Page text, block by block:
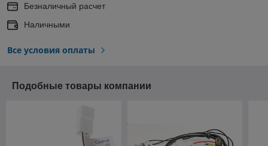
Безналичный расчет
Наличными
Все условия оплаты
Подобные товары компании